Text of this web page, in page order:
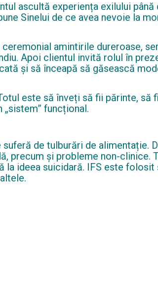
ascultă experiența exilului până
Sinelui de ce avea nevoie la
amintirile dureroase,
Apoi clientul invită rolul în
și să înceapă să găsească
este să înveți să fii părinte, să
funcțional.
de tulburări de alimentație.
precum și probleme non-clinice.
la ideea suicidară. IFS este folosit